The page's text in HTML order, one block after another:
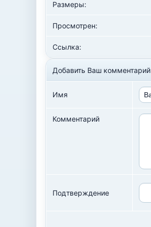
Размеры:
Просмотрен:
Ссылка:
Добавить Ваш комментарий
Имя
Комментарий
Подтверждение